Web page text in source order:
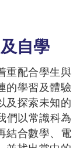
自學
重配合學生與
的學習及體驗
及探索未知的
們以常識科為
結合數學、電